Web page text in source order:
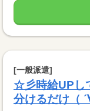
[一般派遣]
☆彡時給UPし
分けるだけ（